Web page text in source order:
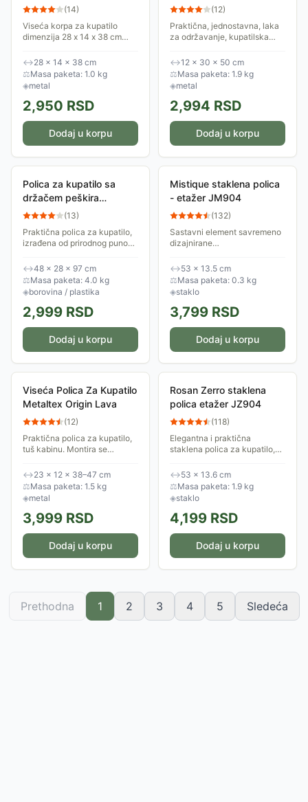
Bušenja Metaltex Italija
(14)
Viseća korpa za kupatilo
dimenzija 28 x 14 x 38 cm
Proizvedena je u Italiji. Ovo je
komad minimalističkog stila i
industrijske...
↔28 × 14 × 38 cm
⚖Masa paketa: 1.0 kg
◈metal
2,950 RSD
Dodaj u korpu
Kačenje (12)
Praktična, jednostavna, laka
za održavanje, kupatilska
kačenjem na slavinu, paravan
tuš kabine, nosač tuša ili neko
drugo,...
↔12 × 30 × 50 cm
⚖Masa paketa: 1.9 kg
◈metal
2,994 RSD
Dodaj u korpu
Polica za kupatilo sa
držačem peškira
Seowood BT-4802
(13)
Praktična polica za kupatilo,
izrađena od prirodnog punog
postavljanje peškira blizu
kade ili tuš kabine ili sušenje
peškira nakon...
↔48 × 28 × 97 cm
⚖Masa paketa: 4.0 kg
◈borovina / plastika
2,999 RSD
Dodaj u korpu
Mistique staklena polica
- etažer JM904
(132)
Sastavni element savremeno
dizajnirane
Rosan proizvoda koji će
upotpuniti jedinstveni izgled i
estetski utisak koji daje
Vaše...
↔53 × 13.5 cm
⚖Masa paketa: 0.3 kg
◈staklo
3,799 RSD
Dodaj u korpu
Viseća Polica Za Kupatilo
Metaltex Origin Lava
(12)
Praktična polica za kupatilo,
tuš kabinu. Montira se
nosač tuša, paravan tuš
kabine ili na neko mesto koje
vama odgovara....
↔23 × 12 × 38–47 cm
⚖Masa paketa: 1.5 kg
◈metal
3,999 RSD
Dodaj u korpu
Rosan Zerro staklena
polica etažer JZ904
(118)
Elegantna i praktična
staklena polica za kupatilo,
dizajnirane ZERRO serije
Rosan proizvoda. Upotpuniće
jedinstveni izgled...
↔53 × 13.6 cm
⚖Masa paketa: 1.9 kg
◈staklo
4,199 RSD
Dodaj u korpu
Prethodna 1 2 3 4 5 Sledeća